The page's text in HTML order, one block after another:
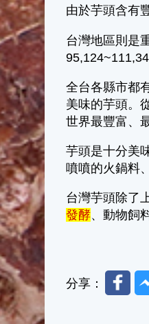
由於芋頭含有
台灣地區則是
全台各縣市都
美味的芋頭。
世界最豐富、
芋頭是十分美
噴噴的火鍋料
台灣芋頭除了
發酵、動物飼
分享：